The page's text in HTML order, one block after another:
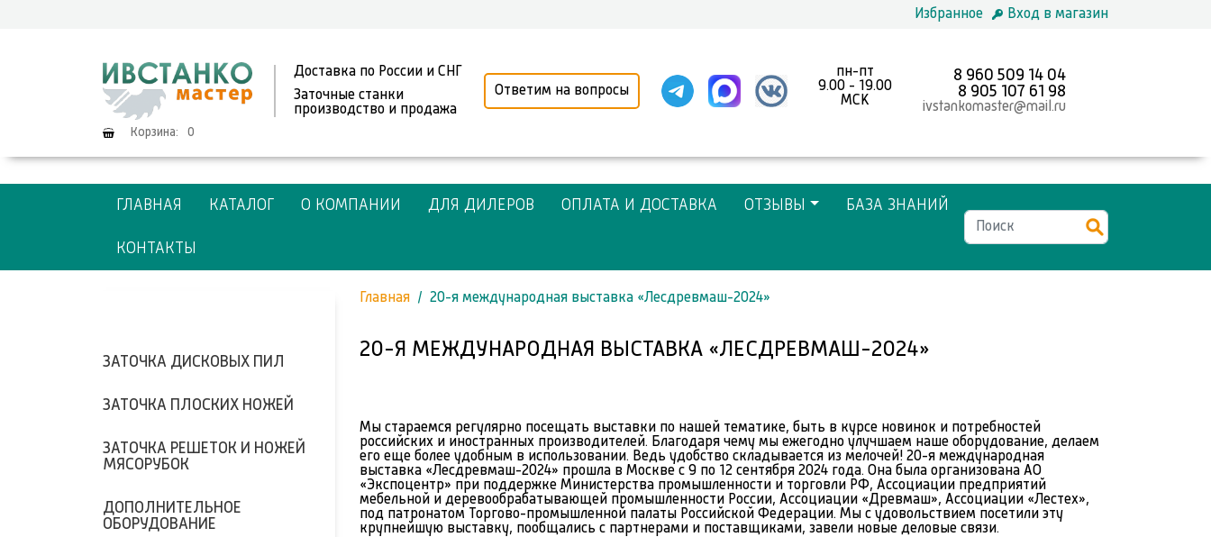
Избранное Вход в магазин
Доставка по России и СНГ
Заточные станки
производство и продажа
Ответим на вопросы
пн-пт
9.00 - 19.00
MCK
8 960 509 14 04
8 905 107 61 98
ivstankomaster@mail.ru
Корзина: 0
ГЛАВНАЯ КАТАЛОГ О КОМПАНИИ ДЛЯ ДИЛЕРОВ ОПЛАТА И ДОСТАВКА ОТЗЫВЫ БАЗА ЗНАНИЙ
КОНТАКТЫ
ЗАТОЧКА ДИСКОВЫХ ПИЛ
ЗАТОЧКА ПЛОСКИХ НОЖЕЙ
ЗАТОЧКА РЕШЕТОК И НОЖЕЙ
МЯСОРУБОК
ДОПОЛНИТЕЛЬНОЕ
ОБОРУДОВАНИЕ
Главная 20-я международная выставка «Лесдревмаш-2024»
20-Я МЕЖДУНАРОДНАЯ ВЫСТАВКА «ЛЕСДРЕВМАШ-2024»
Мы стараемся регулярно посещать выставки по нашей тематике, быть в курсе новинок и потребностей
российских и иностранных производителей. Благодаря чему мы ежегодно улучшаем наше оборудование, делаем
его еще более удобным в использовании. Ведь удобство складывается из мелочей! 20-я международная
выставка «Лесдревмаш-2024» прошла в Москве с 9 по 12 сентября 2024 года. Она была организована АО
«Экспоцентр» при поддержке Министерства промышленности и торговли РФ, Ассоциации предприятий
мебельной и деревообрабатывающей промышленности России, Ассоциации «Древмаш», Ассоциации «Лестех»,
под патронатом Торгово-промышленной палаты Российской Федерации. Мы с удовольствием посетили эту
крупнейшую выставку, пообщались с партнерами и поставщиками, завели новые деловые связи.